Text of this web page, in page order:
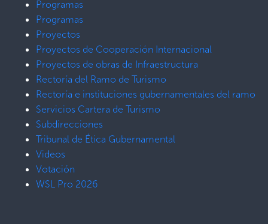
Programas
Programas
Proyectos
Proyectos de Cooperación Internacional
Proyectos de obras de Infraestructura
Rectoría del Ramo de Turismo
Rectoría e instituciones gubernamentales del ramo
Servicios Cartera de Turismo
Subdirecciones
Tribunal de Ética Gubernamental
Videos
Votación
WSL Pro 2026